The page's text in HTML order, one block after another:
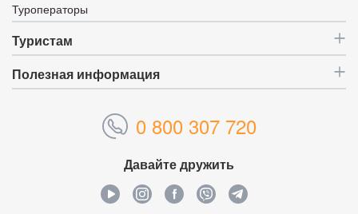
Туроператоры
Туристам
Полезная информация
0 800 307 720
Давайте дружить